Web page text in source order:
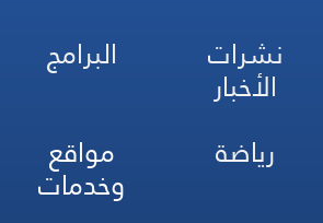
نشرات
الأخبار
البرامج
رياضة مواقع
وخدمات